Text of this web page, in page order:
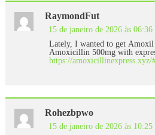
RaymondFut
15 de janeiro de 2026 às 06:36
Lately, I wanted to get Amoxil
Amoxicillin 500mg with
https://amoxicillinexpress.xyz/
Rohezbpwo
15 de janeiro de 2026 às 10:25